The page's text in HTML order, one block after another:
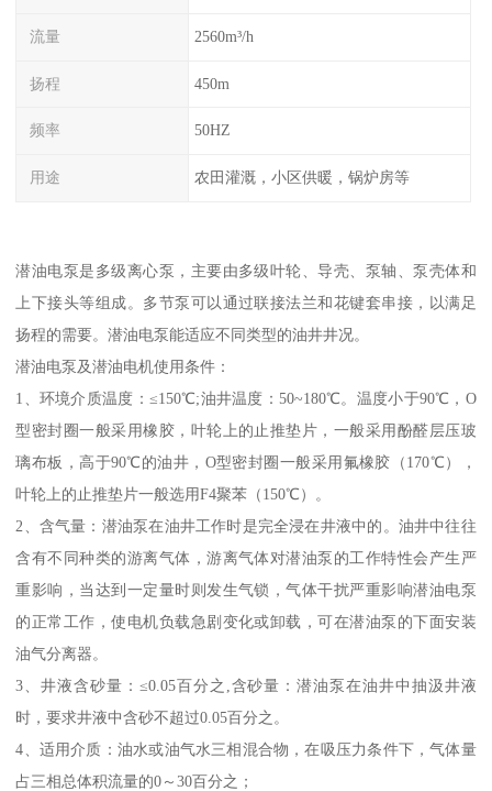
流量 2560m³/h
扬程 450m
频率 50HZ
用途 农田灌溉，小区供暖，锅炉房等
潜油电泵是多级离心泵，主要由多级叶轮、导壳、泵轴、泵壳体和
上下接头等组成。多节泵可以通过联接法兰和花键套串接，以满足
扬程的需要。潜油电泵能适应不同类型的油井井况。
潜油电泵及潜油电机使用条件：
1、环境介质温度：≤150℃;油井温度：50~180℃。温度小于90℃，O
型密封圈一般采用橡胶，叶轮上的止推垫片，一般采用酚醛层压玻
璃布板，高于90℃的油井，O型密封圈一般采用氟橡胶（170℃），
叶轮上的止推垫片一般选用F4聚苯（150℃）。
2、含气量：潜油泵在油井工作时是完全浸在井液中的。油井中往往
含有不同种类的游离气体，游离气体对潜油泵的工作特性会产生严
重影响，当达到一定量时则发生气锁，气体干扰严重影响潜油电泵
的正常工作，使电机负载急剧变化或卸载，可在潜油泵的下面安装
油气分离器。
3、井液含砂量：≤0.05百分之,含砂量：潜油泵在油井中抽汲井液
时，要求井液中含砂不超过0.05百分之。
4、适用介质：油水或油气水三相混合物，在吸压力条件下，气体量
占三相总体积流量的0～30百分之；